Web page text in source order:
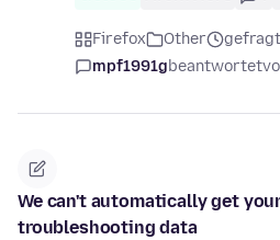
Firefox Other
mpf1991gbeantwortet
We can't automatically get
troubleshooting data